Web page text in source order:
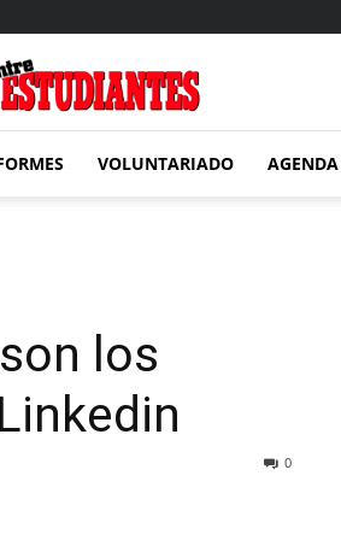
Estudiantes
VOLUNTARIADO AGENDA
los
0